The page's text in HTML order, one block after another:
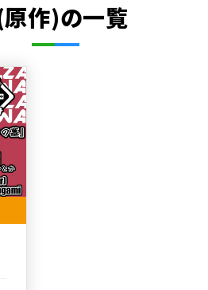
原作)の一覧